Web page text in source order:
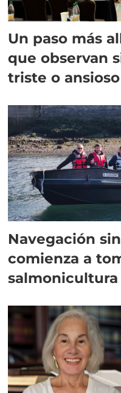
Un paso más
que observan
triste o ansioso
Navegación
comienza a